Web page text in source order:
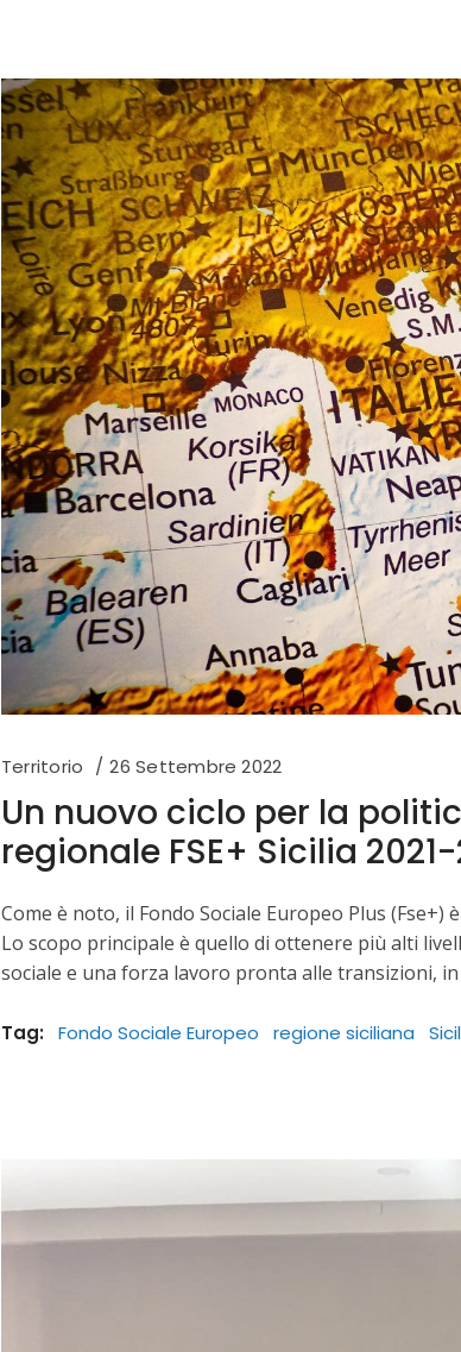
Territorio 26 Settembre 2022
Un nuovo ciclo per la
regionale FSE+ Sicilia
Come è noto, il Fondo Sociale Europeo Plus
Lo scopo principale è quello di ottenere più alti
sociale e una forza lavoro pronta alle transizioni,
Tag: Fondo Sociale Europeo regione siciliana